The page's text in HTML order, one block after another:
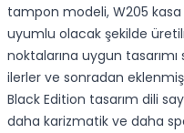
tampon modeli, W205
uyumlu olacak şekilde
noktalarına uygun
ilerler ve sonradan
Black Edition tasarım dili
daha karizmatik ve daha